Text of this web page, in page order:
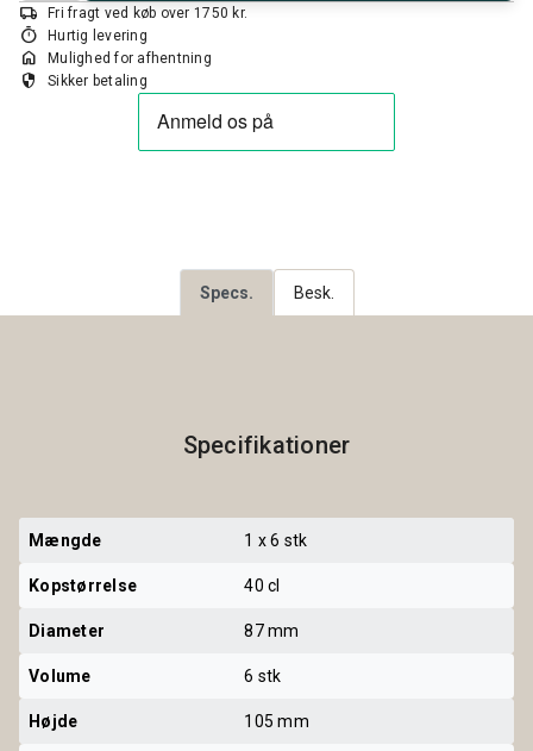
local_shipping Fri fragt ved køb over 1750 kr.
timer Hurtig levering
home Mulighed for afhentning
security Sikker betaling
Specs. Besk.
Specifikationer
Mængde 1 x 6 stk
Kopstørrelse 40 cl
Diameter 87 mm
Volume 6 stk
Højde 105 mm